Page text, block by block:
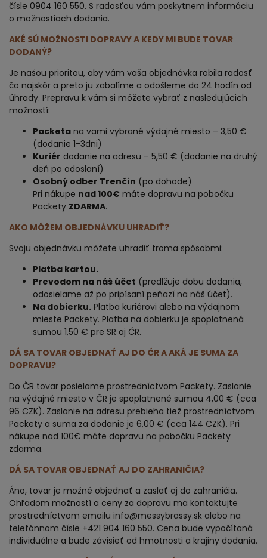
čísle 0904 160 550. S radosťou vám poskytnem informáciu
o možnostiach dodania.
AKÉ SÚ MOŽNOSTI DOPRAVY A KEDY MI BUDE TOVAR
DODANÝ?
Je našou prioritou, aby vám vaša objednávka robila radosť
čo najskôr a preto ju zabalíme a odošleme do 24 hodín od
úhrady. Prepravu k vám si môžete vybrať z nasledujúcich
možností:
Packeta na vami vybrané výdajné miesto – 3,50 €
(dodanie 1-3dni)
Kuriér dodanie na adresu – 5,50 € (dodanie na druhý
deň po odoslaní)
Osobný odber Trenčín (po dohode)
Pri nákupe nad 100€ máte dopravu na pobočku
Packety ZDARMA.
AKO MÔŽEM OBJEDNÁVKU UHRADIŤ?
Svoju objednávku môžete uhradiť troma spôsobmi:
Platba kartou.
Prevodom na náš účet (predlžuje dobu dodania,
odosielame až po pripísaní peňazí na náš účet).
Na dobierku. Platba kuriérovi alebo na výdajnom
mieste Packety. Platba na dobierku je spoplatnená
sumou 1,50 € pre SR aj ČR.
DÁ SA TOVAR OBJEDNAŤ AJ DO ČR A AKÁ JE SUMA ZA
DOPRAVU?
Do ČR tovar posielame prostredníctvom Packety. Zaslanie
na výdajné miesto v ČR je spoplatnené sumou 4,00 € (cca
96 CZK). Zaslanie na adresu prebieha tiež prostredníctvom
Packety a suma za dodanie je 6,00 € (cca 144 CZK). Pri
nákupe nad 100€ máte dopravu na pobočku Packety
zdarma.
DÁ SA TOVAR OBJEDNAŤ AJ DO ZAHRANIČIA?
Áno, tovar je možné objednať a zaslať aj do zahraničia.
Ohľadom možností a ceny za dopravu ma kontaktujte
prostredníctvom emailu info@messybrassy.sk alebo na
telefónnom čísle +421 904 160 550. Cena bude vypočítaná
individuálne a bude závisieť od hmotnosti a krajiny dodania.